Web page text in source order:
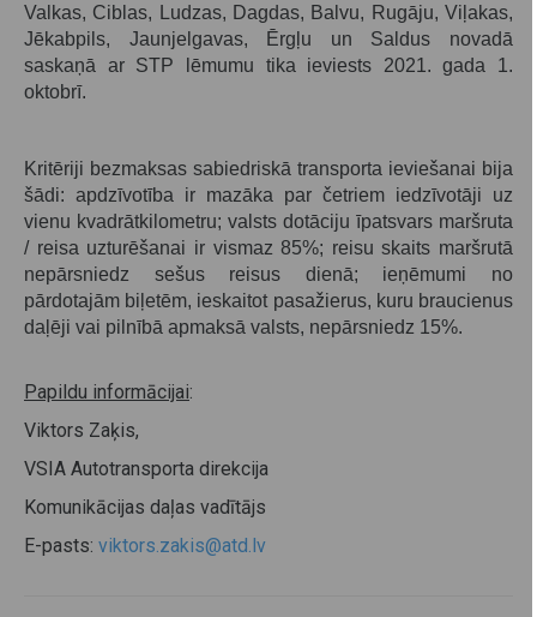
Valkas, Ciblas, Ludzas, Dagdas, Balvu, Rugāju, Viļakas,
Jēkabpils, Jaunjelgavas, Ērgļu un Saldus novadā
saskaņā ar STP lēmumu tika ieviests 2021. gada 1.
oktobrī.
Kritēriji bezmaksas sabiedriskā transporta ieviešanai bija
šādi: apdzīvotība ir mazāka par četriem iedzīvotāji uz
vienu kvadrātkilometru; valsts dotāciju īpatsvars maršruta
/ reisa uzturēšanai ir vismaz 85%; reisu skaits maršrutā
nepārsniedz sešus reisus dienā; ieņēmumi no
pārdotajām biļetēm, ieskaitot pasažierus, kuru braucienus
daļēji vai pilnībā apmaksā valsts, nepārsniedz 15%.
Papildu informācijai:
Viktors Zaķis,
VSIA Autotransporta direkcija
Komunikācijas daļas vadītājs
E-pasts: viktors.zakis@atd.lv